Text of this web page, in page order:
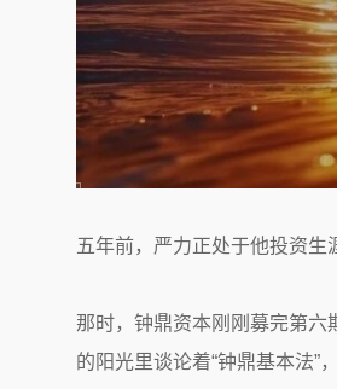
五年前，严力正处于他投资生
那时，钟鼎资本刚刚募完第
的阳光里谈论着“钟鼎基本法